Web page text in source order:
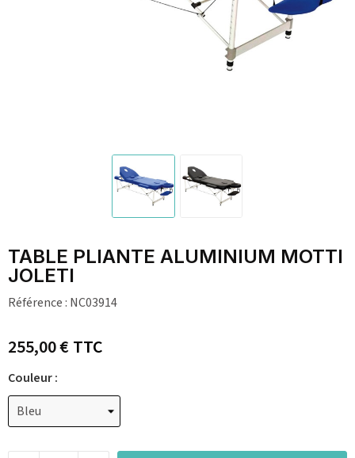
TABLE PLIANTE ALUMINIUM MOTTI
JOLETI
Référence : NC03914
255,00 €TTC
Couleur :